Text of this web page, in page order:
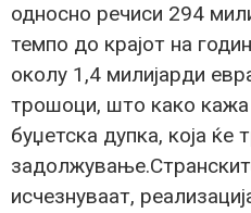
односно речиси 294
темпо до крајот на
околу 1,4 милијарди
трошоци, што како
буџетска дупка, која ќе
исчезнуваат,